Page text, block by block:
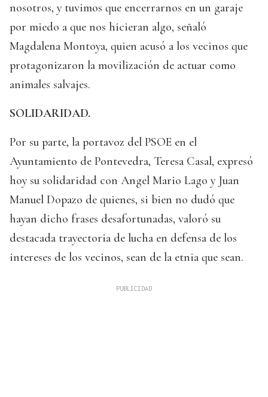
nosotros, y tuvimos que encerrarnos en un garaje
por miedo a que nos hicieran algo, señaló
Magdalena Montoya, quien acusó a los vecinos que
protagonizaron la movilización de actuar como
animales salvajes.
SOLIDARIDAD.
Por su parte, la portavoz del PSOE en el
Ayuntamiento de Pontevedra, Teresa Casal, expresó
hoy su solidaridad con Angel Mario Lago y Juan
Manuel Dopazo de quienes, si bien no dudó que
hayan dicho frases desafortunadas, valoró su
destacada trayectoria de lucha en defensa de los
intereses de los vecinos, sean de la etnia que sean.